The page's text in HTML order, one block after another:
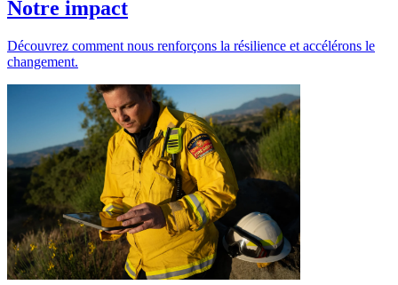
Notre impact
Découvrez comment nous renforçons la résilience et accélérons le
changement.